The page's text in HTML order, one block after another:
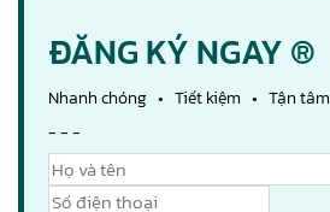
ĐĂNG KÝ NGAY ®
Nhanh chóng • Tiết kiệm • Tận tâm
- - -